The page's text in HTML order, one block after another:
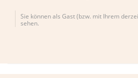
Sie können als Gast (bzw. mit Ihrem
sehen.